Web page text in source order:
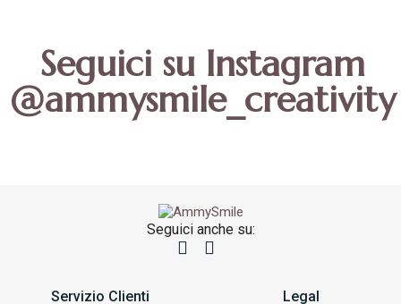
Seguici su Instagram
@ammysmile_creativity
Seguici anche su:
Servizio Clienti Legal